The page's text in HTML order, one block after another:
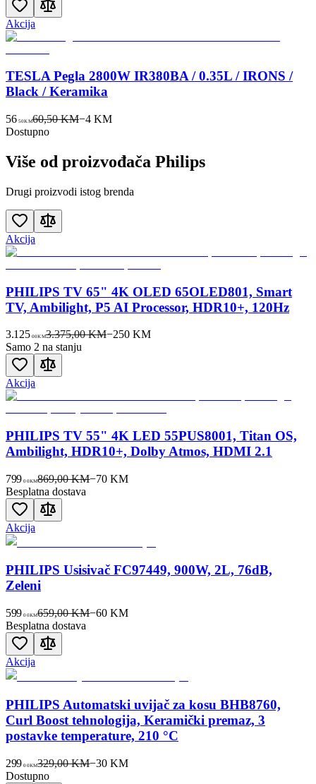
Akcija
TESLA Pegla 2800W IR380BA / 0.35L / IRONS /
Black / Keramika
56 50KM60,50 KM−4KM
Dostupno
Više od proizvođača Philips
Drugi proizvodi istog brenda
Akcija
PHILIPS TV 65" 4K OLED 65OLED801, Smart
TV, Ambilight, P5 AI Processor, HDR10+, 120Hz
3.125 00KM3.375,00 KM−250KM
Samo 2 na stanju
Akcija
PHILIPS TV 55" 4K LED 55PUS8001, Titan OS,
Ambilight, HDR10+, Dolby Atmos, HDMI 2.1
799 00KM869,00 KM−70 KM
Besplatna dostava
Akcija
PHILIPS Usisivač FC97449, 900W, 2L, 76dB,
Zeleni
599 00KM659,00 KM−60 KM
Besplatna dostava
Akcija
PHILIPS Automatski uvijač za kosu BHB8760,
Curl Boost tehnologija, Keramički premaz, 3
postavke temperature, 210 °C
299 00KM329,00 KM−30 KM
Dostupno